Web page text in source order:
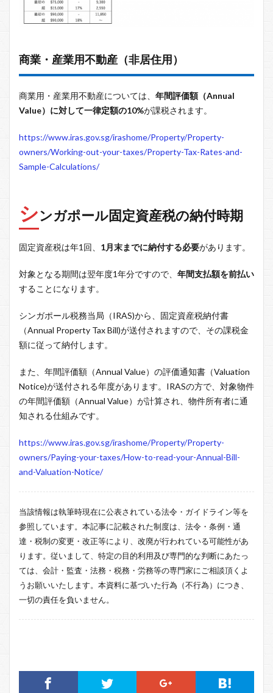
商業・産業用不動産（非居住用）
商業用・産業用不動産については、 年間評価額（Annual
Value）に対して一律定額の10%が課税されます。
https://www.iras.gov.sg/irashome/Property/Property-
owners/Working-out-your-taxes/Property-Tax-Rates-and-
Sample-Calculations/
シンガポール固定資産税の納付時期
固定資産税は年1回、 1月末までに納付する必要があります。
対象となる期間は翌年度1年分ですので、 年間支払額を前払い
することになります。
シンガポール税務当局（IRAS)から、固定資産税納付書
（Annual Property Tax Bill)が送付されますので、その課税金
額に従って納付します。
また、年間評価額（Annual Value）の評価通知書（Valuation
Notice)が送付される年度があります。IRASの方で、対象物件
の年間評価額（Annual Value）が計算され、物件所有者に通
知される仕組みです。
https://www.iras.gov.sg/irashome/Property/Property-
owners/Paying-your-taxes/How-to-read-your-Annual-Bill-
and-Valuation-Notice/
当該情報は執筆時現在に公表されている法令・ガイドライン等を
参照しています。本記事に記載された制度は、法令・条例・通
達・税制の変更・改正等により、改廃が行われている可能性があ
ります。従いまして、特定の目的利用及び専門的な判断にあたっ
ては、会計・監査・法務・税務・労務等の専門家にご相談頂くよ
うお願いいたします。本資料に基づいた行為（不行為）につき、
一切の責任を負いません。